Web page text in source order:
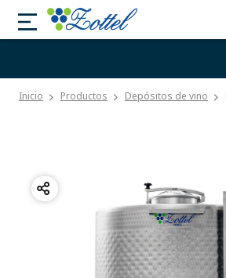
Inicio Productos Depósitos de vino